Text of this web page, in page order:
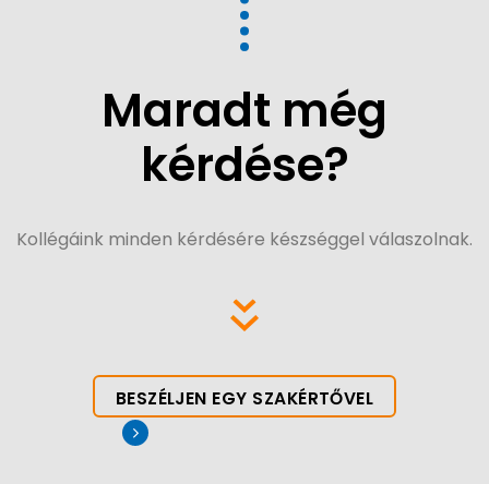
Maradt még
kérdése?
Kollégáink minden kérdésére készséggel válaszolnak.
BESZÉLJEN EGY SZAKÉRTŐVEL